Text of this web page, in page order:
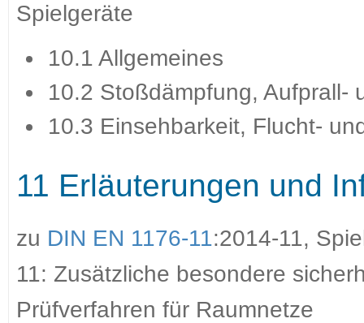
Spielgeräte
10.1 Allgemeines
10.2 Stoßdämpfung, Aufprall-
10.3 Einsehbarkeit, Flucht-
11 Erläuterungen und
zu DIN EN 1176-11:2014-11,
11: Zusätzliche besondere
Prüfverfahren für Raumnetze